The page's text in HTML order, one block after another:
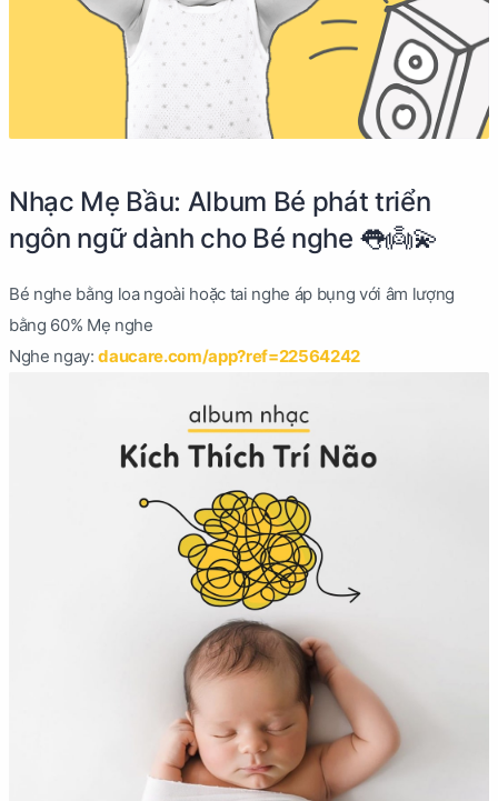
Nhạc Mẹ Bầu: Album Bé phát triển
ngôn ngữ dành cho Bé nghe 👅👼💫
Bé nghe bằng loa ngoài hoặc tai nghe áp bụng với âm lượng
bằng 60% Mẹ nghe
Nghe ngay:daucare.com/app?ref=22564242